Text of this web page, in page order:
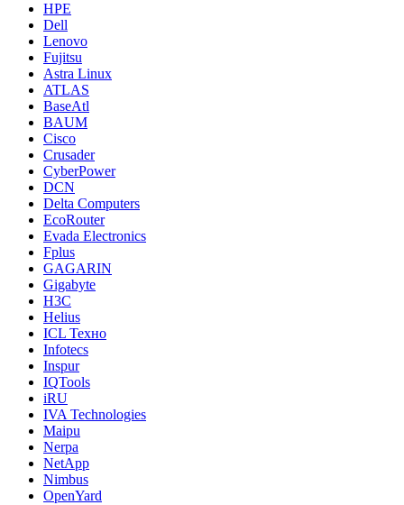
HPE
Dell
Lenovo
Fujitsu
Astra Linux
ATLAS
BaseAtl
BAUM
Cisco
Crusader
CyberPower
DCN
Delta Computers
EcoRouter
Evada Electronics
Fplus
GAGARIN
Gigabyte
H3C
Helius
ICL Техно
Infotecs
Inspur
IQTools
iRU
IVA Technologies
Maipu
Nerpa
NetApp
Nimbus
OpenYard